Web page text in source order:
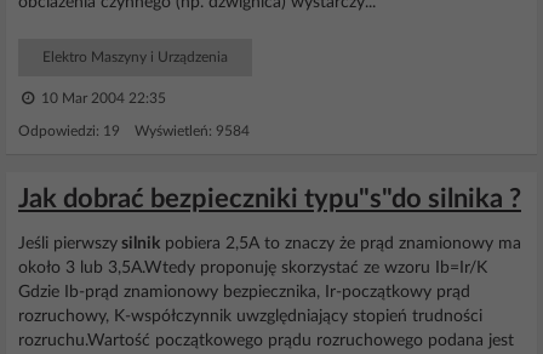
Elektro Maszyny i Urządzenia
10 Mar 2004 22:35
Odpowiedzi: 19 Wyświetleń: 9584
Jak dobrać bezpieczniki typu"s"do silnika ?
Jeśli pierwszy silnik pobiera 2,5A to znaczy że prąd znamionowy ma
około 3 lub 3,5A.Wtedy proponuję skorzystać ze wzoru Ib=Ir/K
Gdzie Ib-prąd znamionowy bezpiecznika, Ir-początkowy prąd
rozruchowy, K-współczynnik uwzględniający stopień trudności
rozruchu.Wartość początkowego prądu rozruchowego podana jest